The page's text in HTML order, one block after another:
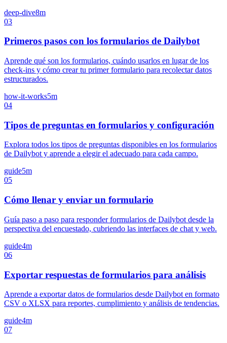
deep-dive8m
03
Primeros pasos con los formularios de Dailybot
Aprende qué son los formularios, cuándo usarlos en lugar de los
check-ins y cómo crear tu primer formulario para recolectar datos
estructurados.
how-it-works5m
04
Tipos de preguntas en formularios y configuración
Explora todos los tipos de preguntas disponibles en los formularios
de Dailybot y aprende a elegir el adecuado para cada campo.
guide5m
05
Cómo llenar y enviar un formulario
Guía paso a paso para responder formularios de Dailybot desde la
perspectiva del encuestado, cubriendo las interfaces de chat y web.
guide4m
06
Exportar respuestas de formularios para análisis
Aprende a exportar datos de formularios desde Dailybot en formato
CSV o XLSX para reportes, cumplimiento y análisis de tendencias.
guide4m
07